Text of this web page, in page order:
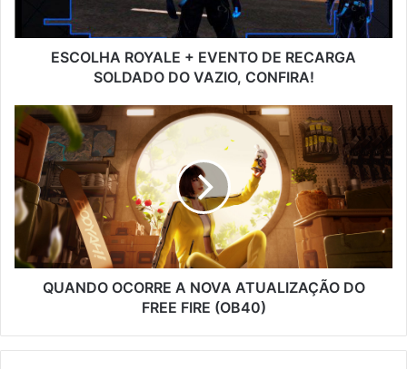
VAZIO,
CONFIRA!ESCOLHA ROYALE + EVENTO DE RECARGA
SOLDADO DO VAZIO, CONFIRA!
QUANDO
OCORRE
NOVA
ATUALIZAÇÃO
DO
FREE
FIRE
(OB40)
QUANDO OCORRE A NOVA ATUALIZAÇÃO DO
FREE FIRE (OB40)